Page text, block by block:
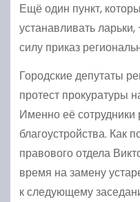
Ещё один пункт,
устанавливать
силу приказ
Городские депутаты
протест прокуратуры
Именно её
благоустройства. Как
правового отдела
время на замену
к следующему